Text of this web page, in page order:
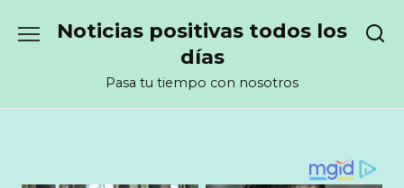
Noticias positivas todos los
días
Pasa tu tiempo con nosotros